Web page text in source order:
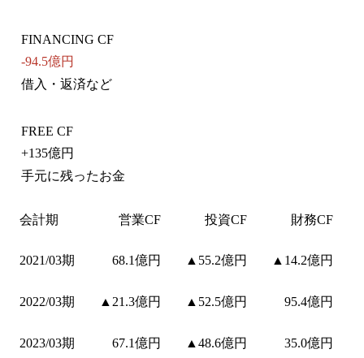
FINANCING CF
-94.5億円
借入・返済など
FREE CF
+135億円
手元に残ったお金
会計期 営業CF 投資CF 財務CF
2021/03期 68.1億円 ▲55.2億円 ▲14.2億円
2022/03期 ▲21.3億円 ▲52.5億円 95.4億円
2023/03期 67.1億円 ▲48.6億円 35.0億円